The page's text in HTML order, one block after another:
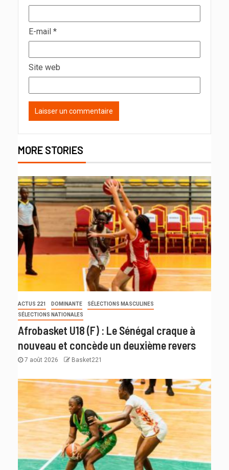
E-mail *
Site web
MORE STORIES
ACTUS 221 DOMINANTE
SÉLECTIONS MASCULINES
SÉLECTIONS NATIONALES
Afrobasket U18 (F) : Le Sénégal craque à
nouveau et concède un deuxième revers
7 août 2026 Basket221